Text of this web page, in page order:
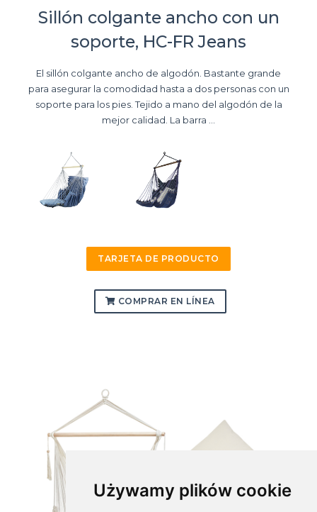
Używamy plików cookie
Sillón colgante ancho con un
soporte, HC-FR Jeans
El sillón colgante ancho de algodón. Bastante grande
para asegurar la comodidad hasta a dos personas con un
soporte para los pies. Tejido a mano del algodón de la
mejor calidad. La barra ...
TARJETA DE PRODUCTO
COMPRAR EN LÍNEA